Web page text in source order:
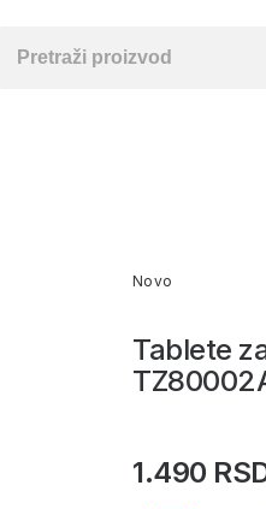
Novo
Tablete
1.490